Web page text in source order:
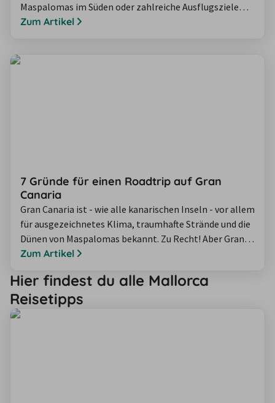
Maspalomas im Süden oder zahlreiche Ausflugsziele
und Wanderungen in der Bergregion – hier ist für jeden
Zum Artikel
7 Gründe für einen Roadtrip auf Gran
Canaria
Gran Canaria ist - wie alle kanarischen Inseln - vor allem
für ausgezeichnetes Klima, traumhafte Strände und die
Dünen von Maspalomas bekannt. Zu Recht! Aber Gran
Canaria hat noch einiges mehr zu bieten. Mit einem
Seiten der Insel kennen. 7 Urlaubstipps für Gran
Canaria, die Sie garantiert von einem Roadtrip
Zum Artikel
Hier findest du alle Mallorca
Reisetipps